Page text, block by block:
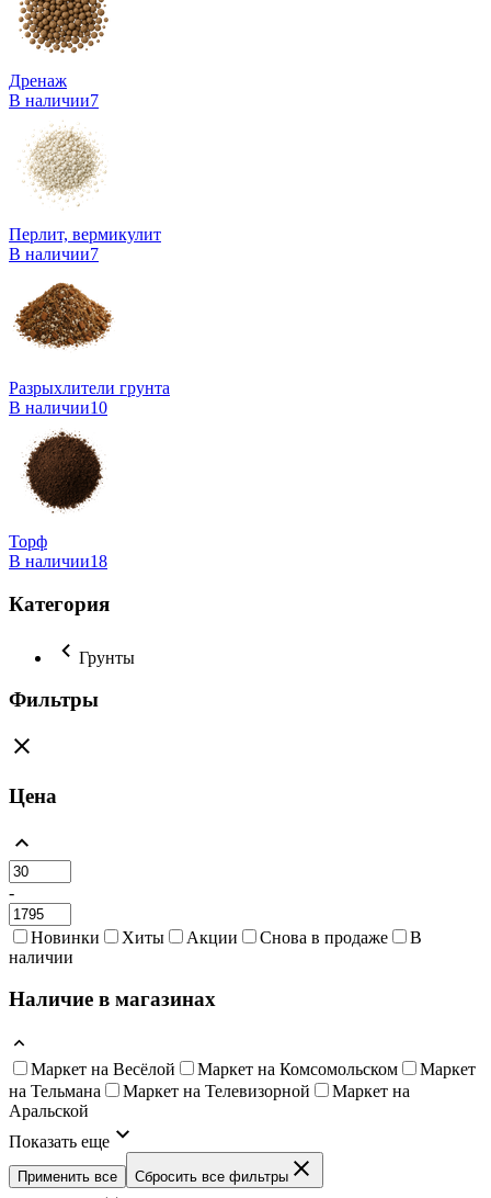
Дренаж
В наличии7
Перлит, вермикулит
В наличии7
Разрыхлители грунта
В наличии10
Торф
В наличии18
Категория
Грунты
Фильтры
Цена
-
Новинки Хиты Акции Снова в продаже
В
наличии
Наличие в магазинах
Маркет на Весёлой Маркет на Комсомольском
Маркет
на Тельмана
Маркет на Телевизорной
Маркет на
Аральской
Показать еще
Применить все Сбросить все фильтры